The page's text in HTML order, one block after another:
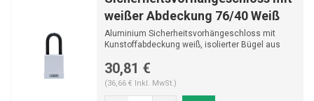
weißer Abdeckung 76/40 Weiß
Aluminium Sicherheitsvorhängeschloss mit
Kunstoffabdeckung weiß, isolierter Bügel aus
30,81 €
(36,66 € Inkl. MwSt.)